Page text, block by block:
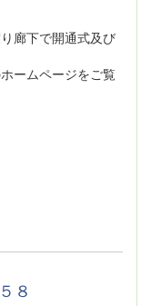
廊下で開通式及び
ームページをご覧
８